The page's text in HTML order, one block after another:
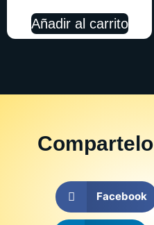
Añadir al carrito
Compartelo
Facebook